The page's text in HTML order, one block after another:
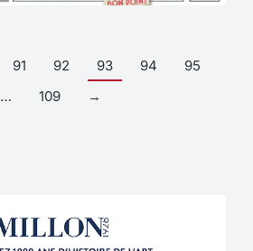
91 92 93 94
95
…
109 →